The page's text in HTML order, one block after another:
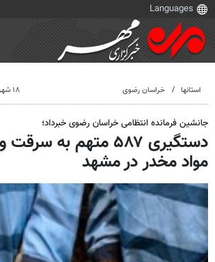
استانها خراسان رضوی ۱۸ شهریور ۱۴۰۳، ۱۹:۵۰
جانشین فرمانده انتظامی خراسان رضوی خبرداد؛
دستگیری ۵۸۷ متهم
مواد مخدر در مشهد